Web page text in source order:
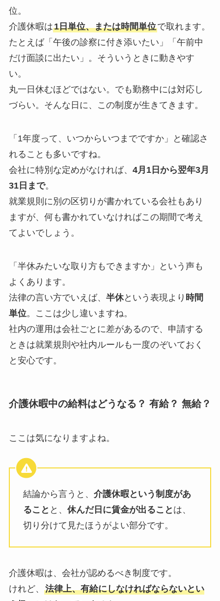
位。
介護休暇は1日単位、または時間単位で取れます。
たとえば「午後の診察に付き添いたい」「午前中
だけ面談に出たい」。そういうときに動きやす
い。
丸一日休むほどではない。でも勤務中には対応し
づらい。そんな日に、この制度が生きてきます。
「1年度って、いつからいつまでですか」と確認さ
れることも多いですね。
会社に特別な定めがなければ、 4月1日から翌年3月
31日まで。
就業規則に別の区切りが書かれている会社もあり
ますが、何も書かれていなければこの期間で考え
てよいでしょう。
「半休みたいな取り方もできますか」という声も
よくあります。
法律の言い方でいえば、 半休という表現より 時間
単位。ここは少し違いますね。
社内の運用は会社ごとに差があるので、申請する
ときは就業規則や社内ルールも一度のぞいておく
と安心です。
介護休暇中の給料はどうなる？ 有給？ 無給？
ここは気になりますよね。
結論から言うと、 介護休暇という制度があ
ること と、 休んだ日に賃金が出ること は、
切り分けて見たほうがよい部分です。
介護休暇は、会社が認めるべき制度です。
けれど、 法律上、有給にしなければならないとい